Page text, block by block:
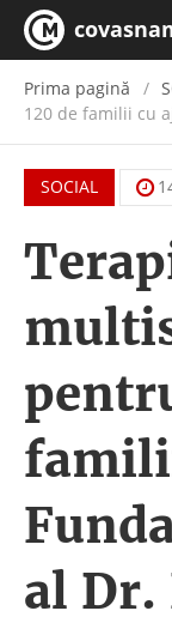
Prima pagină
120 de familii cu
SOCIAL
al Dr.